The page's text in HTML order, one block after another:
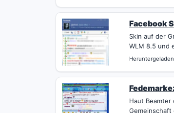
Facebook
Skin auf der
WLM 8.5 und
Haut